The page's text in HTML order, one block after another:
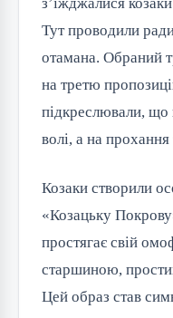
Тут проводили
отамана. Обраний
на третю
підкреслювали, що
волі, а на прохання
Козаки створили
«Козацьку
простягає свій
старшиною,
Цей образ став